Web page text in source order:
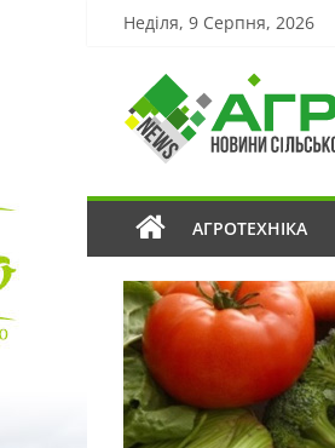
Неділя, 9 Серпня, 2026
АГРОТЕХНІКА